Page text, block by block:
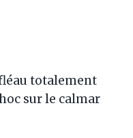
totalement
sur le calmar